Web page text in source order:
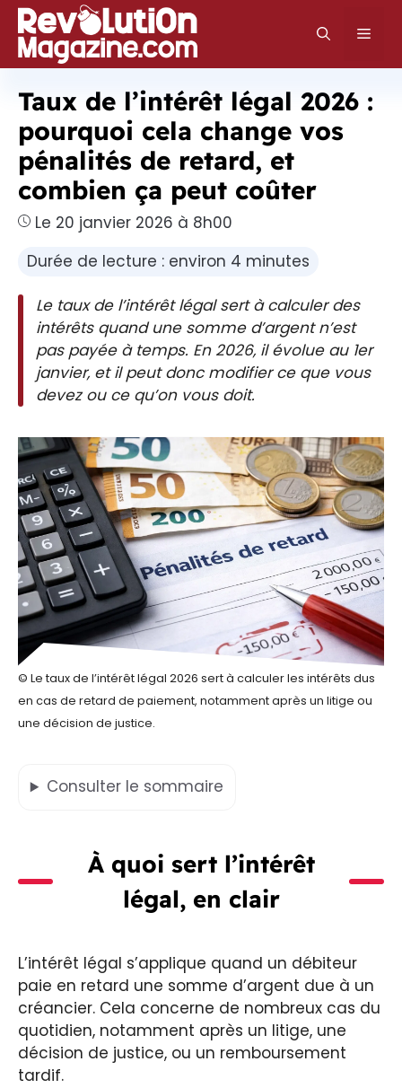
Aller
au
contenu
Taux de l’intérêt légal 2026 :
pourquoi cela change vos
pénalités de retard, et
combien ça peut coûter
Le 20 janvier 2026 à 8h00
Durée de lecture : environ 4 minutes
Le taux de l’intérêt légal sert à calculer des
intérêts quand une somme d’argent n’est
pas payée à temps. En 2026, il évolue au 1er
janvier, et il peut donc modifier ce que vous
devez ou ce qu’on vous doit.
© Le taux de l’intérêt légal 2026 sert à calculer les intérêts dus
en cas de retard de paiement, notamment après un litige ou
une décision de justice.
Consulter le sommaire
À quoi sert l’intérêt
légal, en clair
L’intérêt légal s’applique quand un débiteur
paie en retard une somme d’argent due à un
créancier. Cela concerne de nombreux cas du
quotidien, notamment après un litige, une
décision de justice, ou un remboursement
tardif.